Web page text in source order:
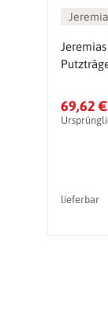
69,62 €
lieferbar